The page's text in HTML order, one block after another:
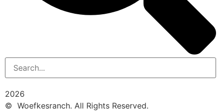
2026
© Woefkesranch. All Rights Reserved.